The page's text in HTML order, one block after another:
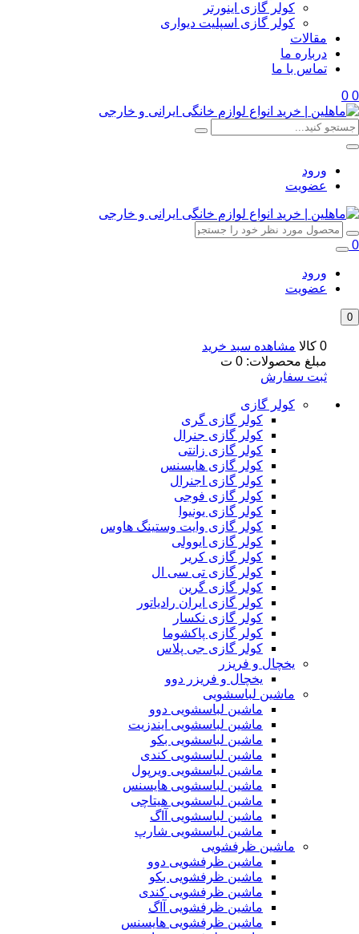
کولر گازی اینورتر
کولر گازی اسپلیت دیواری
مقالات
درباره ما
تماس با ما
0
0
ورود
عضویت
0
ورود
عضویت
0
0 کالا
مشاهده سبد خرید
مبلغ محصولات: 0 ت
ثبت سفارش
کولر گازی
کولر گازی گری
کولر گازی جنرال
کولر گازی زانتی
کولر گازی هایسنس
کولر گازی اجنرال
کولر گازی فوجی
کولر گازی یونیوا
کولر گازی وایت وستینگ هاوس
کولر گازی ایوولی
کولر گازی کریر
کولر گازی تی سی ال
کولر گازی گرین
کولر گازی ایران رادیاتور
کولر گازی نکسار
کولر گازی پاکشوما
کولر گازی جی پلاس
یخچال و فریزر
یخچال و فریزر دوو
ماشین لباسشویی
ماشین لباسشویی دوو
ماشین لباسشویی ایندزیت
ماشین لباسشویی بکو
ماشین لباسشویی کندی
ماشین لباسشویی ویرپول
ماشین لباسشویی هایسنس
ماشین لباسشویی هیتاچی
ماشین لباسشویی آاگ
ماشین لباسشویی شارپ
ماشین ظرفشویی
ماشین ظرفشویی دوو
ماشین ظرفشویی بکو
ماشین ظرفشویی کندی
ماشین ظرفشویی آاگ
ماشین ظرفشویی هایسنس